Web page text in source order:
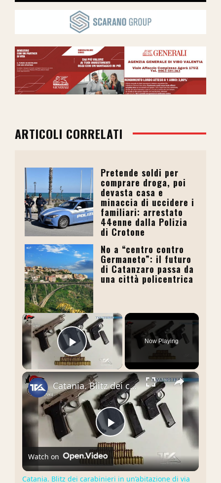
ARTICOLI CORRELATI
Pretende soldi per
comprare droga, poi
devasta casa e
minaccia di uccidere i
familiari: arrestato
44enne dalla Polizia
di Crotone
No a “centro contro
Germaneto”: il futuro
di Catanzaro passa da
una città policentrica
×
Play Video
Now Playing
×
Play
Video
Catania. Blitz dei carabinieri in un’abitazione di via Zurria. Trovate armi clandestine pronte a spa
Watch on
Catania. Blitz dei carabinieri in un’abitazione di via